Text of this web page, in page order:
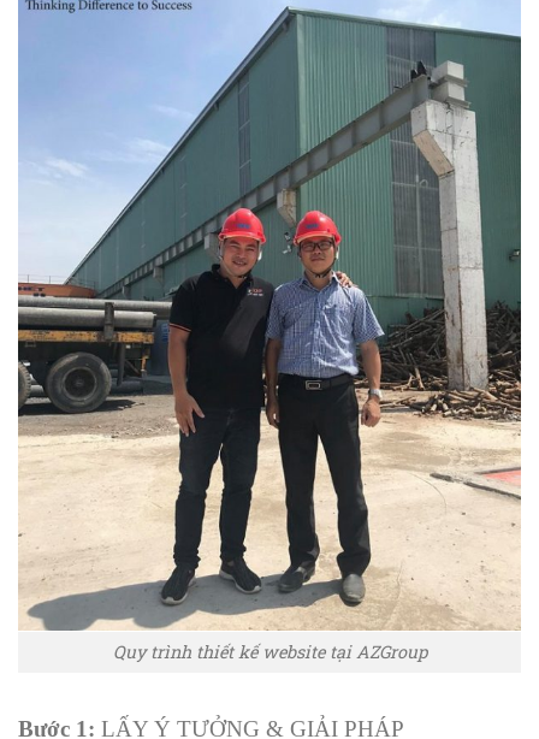
Quy trình thiết kế website tại AZGroup
Bước 1: LẤY Ý TƯỞNG & GIẢI PHÁP